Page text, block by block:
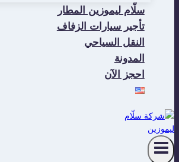
سلّام ليموزين المطار
تأجير سيارات الزفاف
النقل السياحي
المدونة
احجز الآن